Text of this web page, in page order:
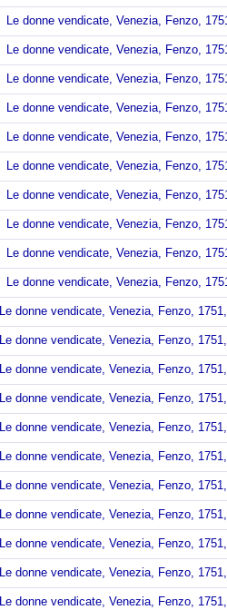
Le donne vendicate, Venezia, Fenzo,
Le donne vendicate, Venezia, Fenzo,
Le donne vendicate, Venezia, Fenzo,
Le donne vendicate, Venezia, Fenzo,
Le donne vendicate, Venezia, Fenzo,
Le donne vendicate, Venezia, Fenzo,
Le donne vendicate, Venezia, Fenzo,
Le donne vendicate, Venezia, Fenzo,
Le donne vendicate, Venezia, Fenzo,
Le donne vendicate, Venezia, Fenzo,
Le donne vendicate, Venezia, Fenzo,
Le donne vendicate, Venezia, Fenzo,
Le donne vendicate, Venezia, Fenzo,
Le donne vendicate, Venezia, Fenzo,
Le donne vendicate, Venezia, Fenzo,
Le donne vendicate, Venezia, Fenzo,
Le donne vendicate, Venezia, Fenzo,
Le donne vendicate, Venezia, Fenzo,
Le donne vendicate, Venezia, Fenzo,
Le donne vendicate, Venezia, Fenzo,
Le donne vendicate, Venezia, Fenzo,